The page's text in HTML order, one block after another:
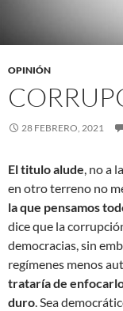
OPINIÓN
28 FEBRERO, 2021
El titulo alude, no a
en otro terreno no
la que pensamos
dice que la
democracias, sin
regímenes menos
trataría de
duro. Sea